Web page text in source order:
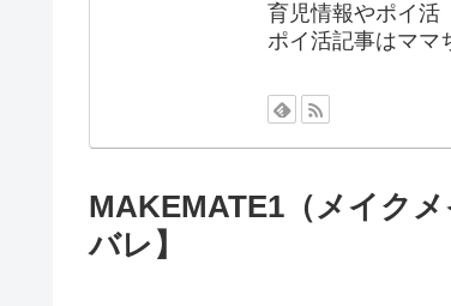
育児情報やポイ活
ポイ活記事はママ
MAKEMATE1（メイク
バレ】